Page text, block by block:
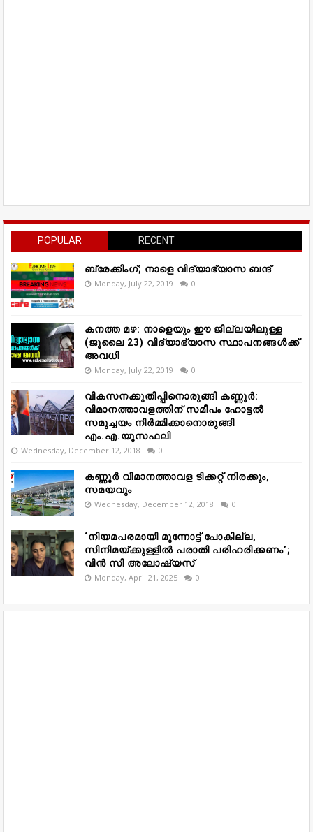
POPULAR RECENT
ബ്രേക്കിംഗ്; നാളെ വിദ്യാഭ്യാസ ബന്ദ്
Monday, July 22, 2019 0
കനത്ത മഴ: നാളെയും ഈ ജില്ലയിലുള്ള
(ജൂലൈ 23) വിദ്യാഭ്യാസ സ്ഥാപനങ്ങൾക്ക്
അവധി
Monday, July 22, 2019 0
വികസനക്കുതിപ്പിനൊരുങ്ങി കണ്ണൂർ:
വിമാനത്താവളത്തിന് സമീപം ഹോട്ടൽ
സമുച്ചയം നിർമ്മിക്കാനൊരുങ്ങി
എം.എ.യൂസഫലി
Wednesday, December 12, 2018 0
കണ്ണൂർ വിമാനത്താവള ടിക്കറ്റ് നിരക്കും,
സമയവും
Wednesday, December 12, 2018 0
‘നിയമപരമായി മുന്നോട്ട് പോകില്ല,
സിനിമയ്ക്കുള്ളിൽ പരാതി പരിഹരിക്കണം’;
വിൻ സി അലോഷ്യസ്
Monday, April 21, 2025 0